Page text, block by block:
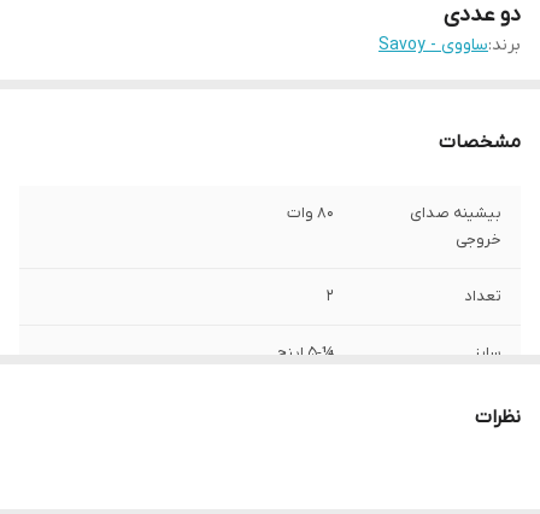
دو عددی
برند:ساووی - Savoy
مشخصات
بیشینه صدای
خروجی
80 وات
تعداد 2
سایز ¼-5 اینچ
عمق نصبنظرات